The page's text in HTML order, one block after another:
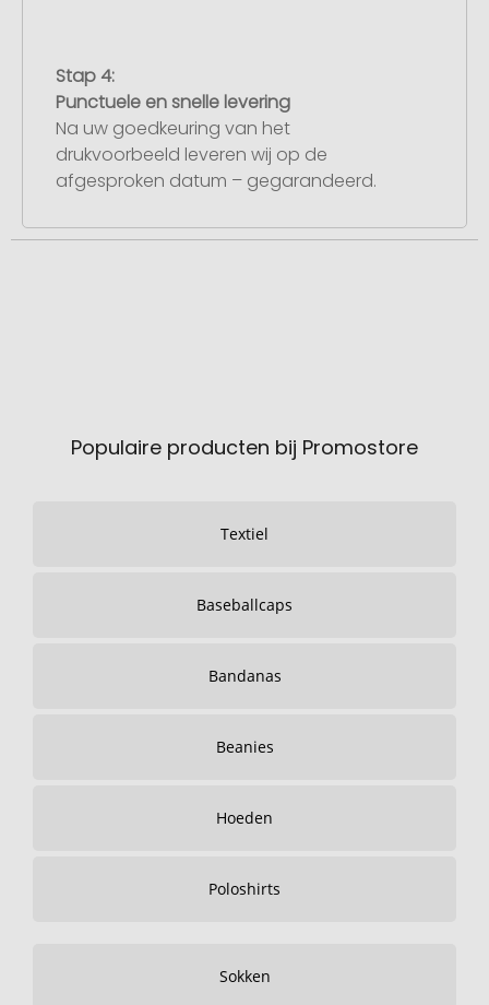
Stap 4:
Punctuele en snelle levering
Na uw goedkeuring van het
drukvoorbeeld leveren wij op de
afgesproken datum – gegarandeerd.
Populaire producten bij Promostore
Textiel
Baseballcaps
Bandanas
Beanies
Hoeden
Poloshirts
Sokken